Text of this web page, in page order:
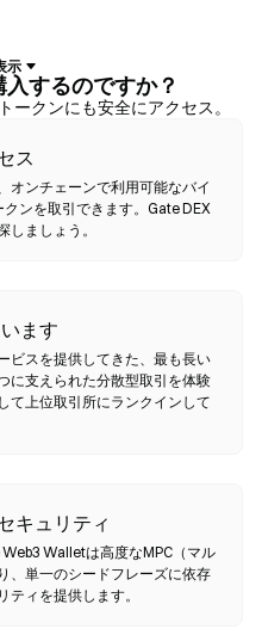
す。ノンカストディアルウォ
有し、ウォレットのインタ
しており、取引所を経由せず
できます。いかなる取引でも、
クアップし、コントラクトア
DEXはスマートコントラクトを
実行するため、登録や本人確
ットを接続し、トークンペア
定して、スワップを確認して
の深さにより価格が中央集権
するのですか？
クンにも安全にアクセス。
ス
オンチェーンで利用可能なバイ
ンを取引できます。Gate DEX
ましょう。
ます
ビスを提供してきた、最も長い
に支えられた分散型取引を体験
て上位取引所にランクインして
キュリティ
Walletは高度なMPC（マル
、単一のシードフレーズに依存
ティを提供します。